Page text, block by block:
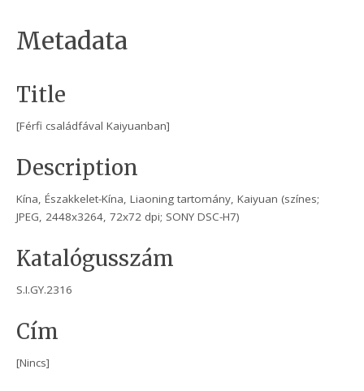
Metadata
Title
[Férfi családfával Kaiyuanban]
Description
Kína, Északkelet-Kína, Liaoning tartomány, Kaiyuan (színes;
JPEG, 2448x3264, 72x72 dpi; SONY DSC-H7)
Katalógusszám
S.I.GY.2316
Cím
[Nincs]